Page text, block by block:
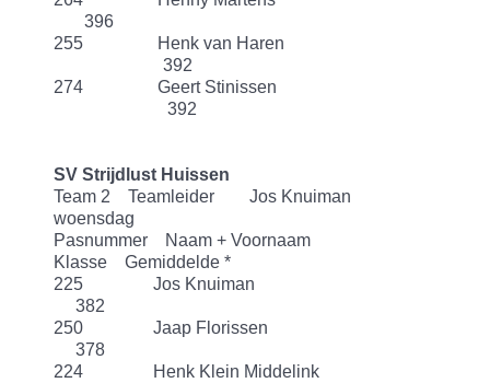
396
255 Henk van Haren
392
274 Geert Stinissen
392
SV Strijdlust Huissen
Team 2 Teamleider Jos Knuiman
woensdag
Pasnummer Naam + Voornaam
Klasse Gemiddelde *
225 Jos Knuiman
382
250 Jaap Florissen
378
224 Henk Klein Middelink